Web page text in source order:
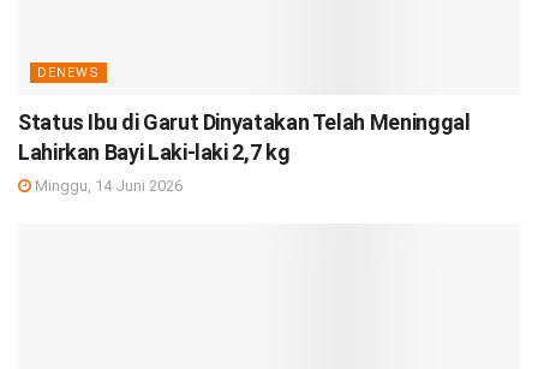
DENEWS
Status Ibu di Garut Dinyatakan Telah Meninggal
Lahirkan Bayi Laki-laki 2,7 kg
Minggu, 14 Juni 2026